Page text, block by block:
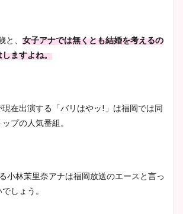
と、 女子アナでは無くとも結婚を考えるの
ますよね。
在出演する「バリはやッ!」は福岡では同
プの人気番組。
小林茉里奈アナは福岡放送のエースと言っ
しょう。